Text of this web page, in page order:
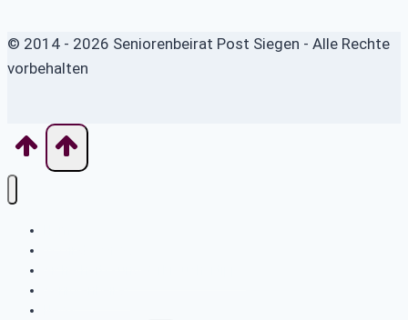
© 2014 - 2026 Seniorenbeirat Post Siegen - Alle Rechte
vorbehalten